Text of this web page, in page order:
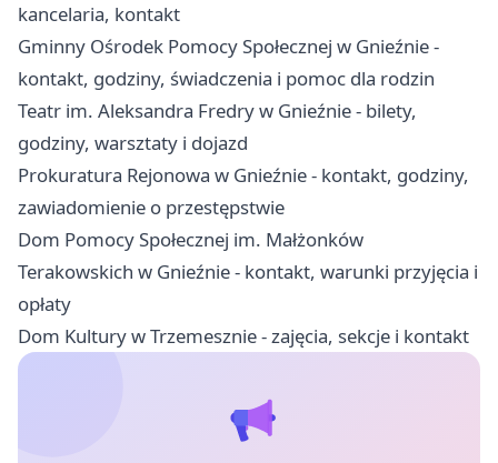
kancelaria, kontakt
Gminny Ośrodek Pomocy Społecznej w Gnieźnie -
kontakt, godziny, świadczenia i pomoc dla rodzin
Teatr im. Aleksandra Fredry w Gnieźnie - bilety,
godziny, warsztaty i dojazd
Prokuratura Rejonowa w Gnieźnie - kontakt, godziny,
zawiadomienie o przestępstwie
Dom Pomocy Społecznej im. Małżonków
Terakowskich w Gnieźnie - kontakt, warunki przyjęcia i
opłaty
Dom Kultury w Trzemesznie - zajęcia, sekcje i kontakt